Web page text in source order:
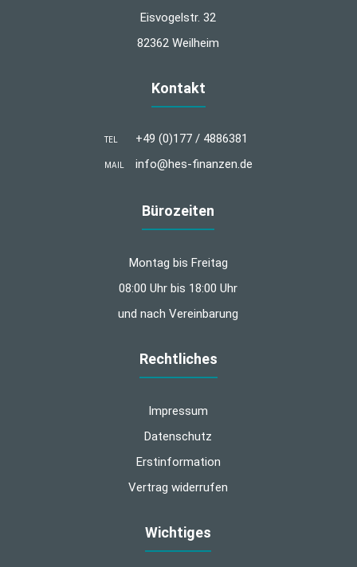
Eisvogelstr. 32
82362 Weilheim
Kontakt
TEL +49 (0)177 / 4886381
MAIL info@hes-finanzen.de
Bürozeiten
Montag bis Freitag
08:00 Uhr bis 18:00 Uhr
und nach Vereinbarung
Rechtliches
Impressum
Datenschutz
Erstinformation
Vertrag widerrufen
Wichtiges